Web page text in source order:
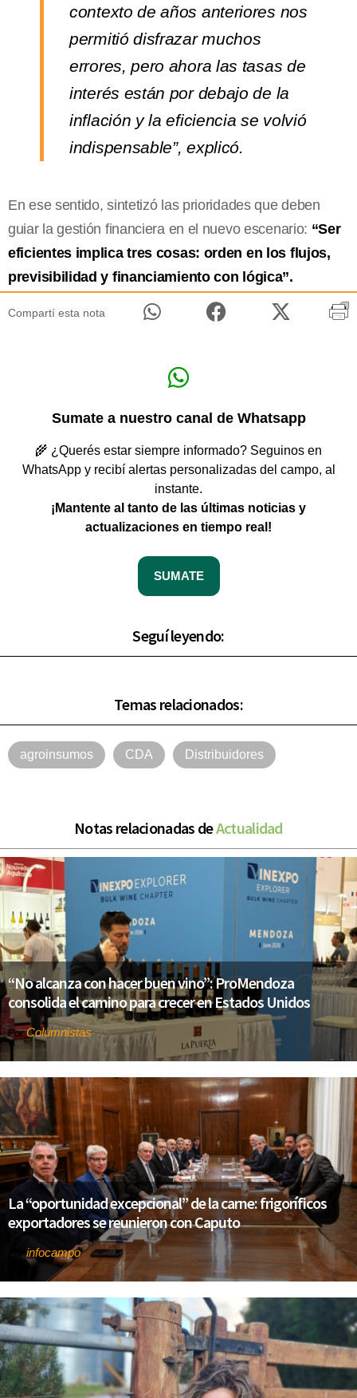
contexto de años anteriores nos
permitió disfrazar muchos
errores, pero ahora las tasas de
interés están por debajo de la
inflación y la eficiencia se volvió
indispensable”, explicó.
En ese sentido, sintetizó las prioridades que deben
guiar la gestión financiera en el nuevo escenario: “Ser
eficientes implica tres cosas: orden en los flujos,
previsibilidad y financiamiento con lógica”.
Compartí esta nota
Sumate a nuestro canal de Whatsapp
🌾 ¿Querés estar siempre informado? Seguinos en
WhatsApp y recibí alertas personalizadas del campo, al
instante.
¡Mantente al tanto de las últimas noticias y
actualizaciones en tiempo real!
SUMATE
Seguí leyendo:
Temas relacionados:
agroinsumos CDA Distribuidores
Notas relacionadas deActualidad
“No alcanza con hacer buen vino”: ProMendoza
consolida el camino para crecer en Estados Unidos
PorColumnistas
La “oportunidad excepcional” de la carne: frigoríficos
exportadores se reunieron con Caputo
Porinfocampo